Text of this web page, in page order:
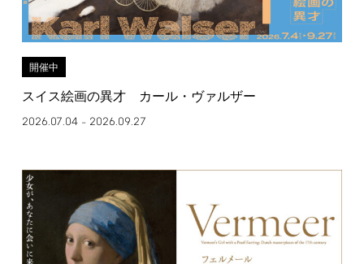
開催中
スイス絵画の異才 カール・ヴァルザー
2026.07.04– 2026.09.27